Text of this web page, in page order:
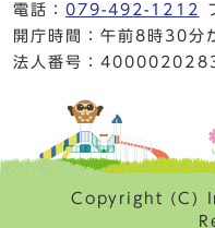
電話：079-492-1212
開庁時間：午前8時30分
法人番号：
Copyright (C)